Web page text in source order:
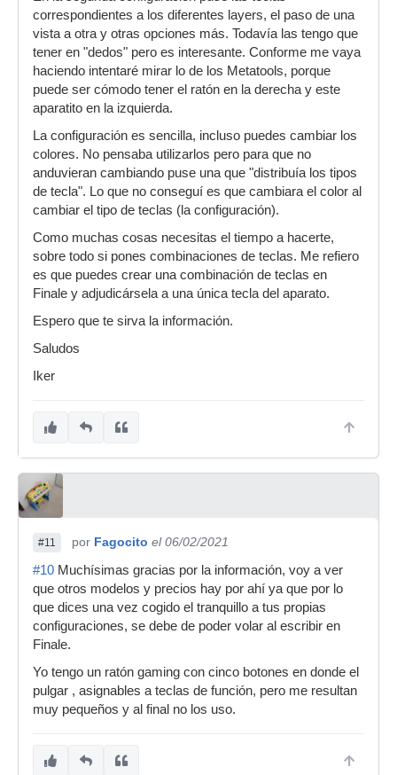
correspondientes a los diferentes layers, el paso de una
vista a otra y otras opciones más. Todavía las tengo que
tener en "dedos" pero es interesante. Conforme me vaya
haciendo intentaré mirar lo de los Metatools, porque
puede ser cómodo tener el ratón en la derecha y este
aparatito en la izquierda.
La configuración es sencilla, incluso puedes cambiar los
colores. No pensaba utilizarlos pero para que no
anduvieran cambiando puse una que "distribuía los tipos
de tecla". Lo que no conseguí es que cambiara el color al
cambiar el tipo de teclas (la configuración).
Como muchas cosas necesitas el tiempo a hacerte,
sobre todo si pones combinaciones de teclas. Me refiero
es que puedes crear una combinación de teclas en
Finale y adjudicársela a una única tecla del aparato.
Espero que te sirva la información.
Saludos
Iker
#11 por Fagocito el 06/02/2021
#10 Muchísimas gracias por la información, voy a ver
que otros modelos y precios hay por ahí ya que por lo
que dices una vez cogido el tranquillo a tus propias
configuraciones, se debe de poder volar al escribir en
Finale.
Yo tengo un ratón gaming con cinco botones en donde el
pulgar , asignables a teclas de función, pero me resultan
muy pequeños y al final no los uso.